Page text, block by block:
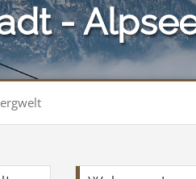
-